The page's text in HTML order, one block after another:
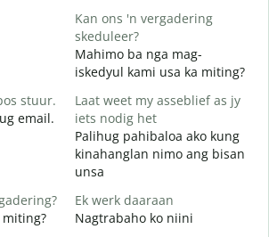
Kan ons 'n vergadering
skeduleer?
Mahimo ba nga mag-
iskedyul kami usa ka miting?
stuur.
email.
Laat weet my asseblief as jy
iets nodig het
Palihug pahibaloa ako kung
kinahanglan nimo ang bisan
unsa
miting?
Ek werk daaraan
Nagtrabaho ko niini